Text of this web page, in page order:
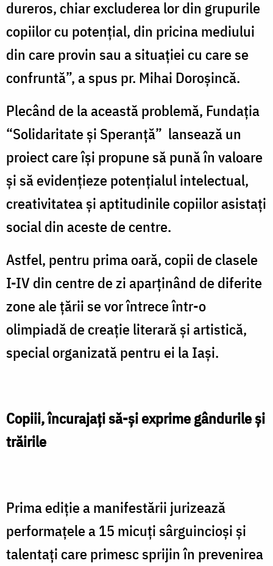
dureros, chiar excluderea lor din grupurile
copiilor cu potențial, din pricina mediului
din care provin sau a situației cu care se
confruntă”, a spus pr. Mihai Doroşincă.
Plecând de la această problemă, Fundația
“Solidaritate și Speranță” lansează un
proiect care își propune să pună în valoare
și să evidențieze potențialul intelectual,
creativitatea și aptitudinile copiilor asistați
social din aceste de centre.
Astfel, pentru prima oară, copii de clasele
I-IV din centre de zi aparţinând de diferite
zone ale țării se vor întrece într-o
olimpiadă de creație literară și artistică,
special organizată pentru ei la Iași.
Copiii, încurajaţi să-şi exprime gândurileși
trăirile
Prima ediție a manifestării jurizează
performațele a 15 micuți sârguincioși și
talentați care primesc sprijin în prevenirea